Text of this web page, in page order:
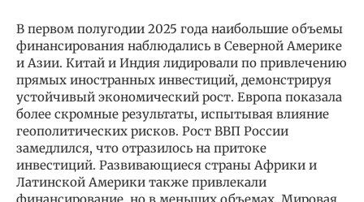
В первом полугодии 2025 года наибольшие объемы
финансирования наблюдались в Северной Америке
и Азии. Китай и Индия лидировали по привлечению
прямых иностранных инвестиций, демонстрируя
устойчивый экономический рост. Европа показала
более скромные результаты, испытывая влияние
геополитических рисков. Рост ВВП России
замедлился, что отразилось на притоке
инвестиций. Развивающиеся страны Африки и
Латинской Америки также привлекали
финансирование, но в меньших объемах. Мировая